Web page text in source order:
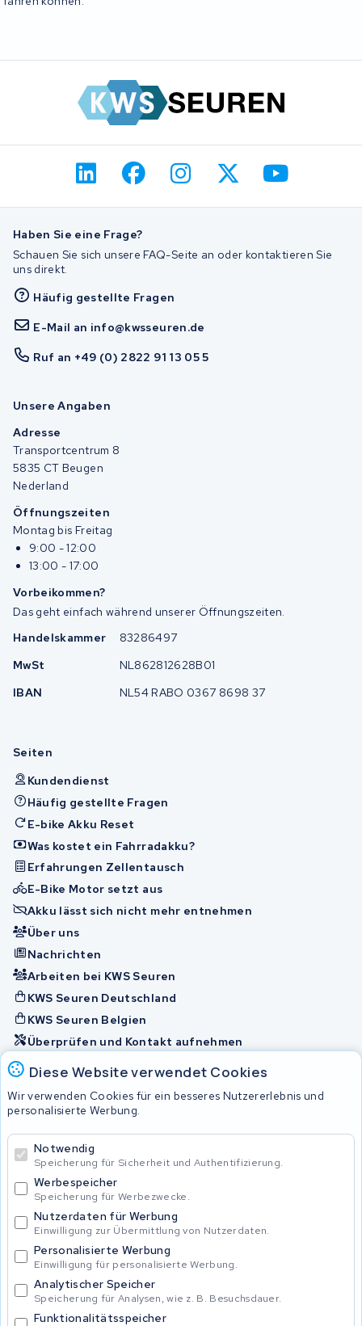
Diese Website verwendet Cookies
Wir verwenden Cookies für ein besseres Nutzererlebnis und
personalisierte Werbung.
Notwendig
Speicherung für Sicherheit und Authentifizierung.
Werbespeicher
Speicherung für Werbezwecke.
Nutzerdaten für Werbung
Einwilligung zur Übermittlung von Nutzerdaten.
Personalisierte Werbung
Einwilligung für personalisierte Werbung.
Analytischer Speicher
Speicherung für Analysen, wie z. B. Besuchsdauer.
Funktionalitätsspeicher
Haben Sie eine Frage?
Schauen Sie sich unsere FAQ-Seite an oder kontaktieren Sie
uns direkt.
Häufig gestellte Fragen
E-Mail an info@kwsseuren.de
Ruf an +49 (0) 2822 91 13 05 5
Unsere Angaben
Adresse
Transportcentrum 8
5835 CT Beugen
Nederland
Öffnungszeiten
Montag bis Freitag
9:00 - 12:00
13:00 - 17:00
Vorbeikommen?
Das geht einfach während unserer Öffnungszeiten.
Handelskammer
83286497
MwSt
NL862812628B01
IBAN
NL54 RABO 0367 8698 37
Seiten
Kundendienst
Häufig gestellte Fragen
E-bike Akku Reset
Was kostet ein Fahrradakku?
Erfahrungen Zellentausch
E-Bike Motor setzt aus
Akku lässt sich nicht mehr entnehmen
Über uns
Nachrichten
Arbeiten bei KWS Seuren
KWS Seuren Deutschland
KWS Seuren Belgien
Überprüfen und Kontakt aufnehmen
Allgemeine Geschäftsbedingungen
Privacy Policy